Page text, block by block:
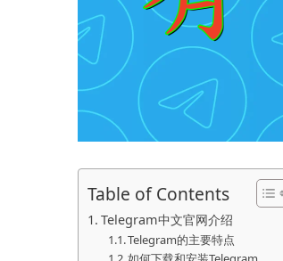
Table of Contents
Telegram中文官网介绍
Telegram的主要特点